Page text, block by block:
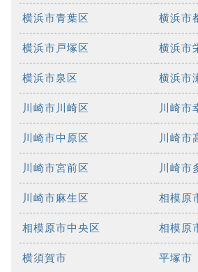
横浜市青葉区 横浜市
横浜市戸塚区 横浜市
横浜市泉区 横浜市
川崎市川崎区 川崎市
川崎市中原区 川崎市
川崎市宮前区 川崎市
川崎市麻生区 相模原
相模原市中央区 相模原
横須賀市 平塚市